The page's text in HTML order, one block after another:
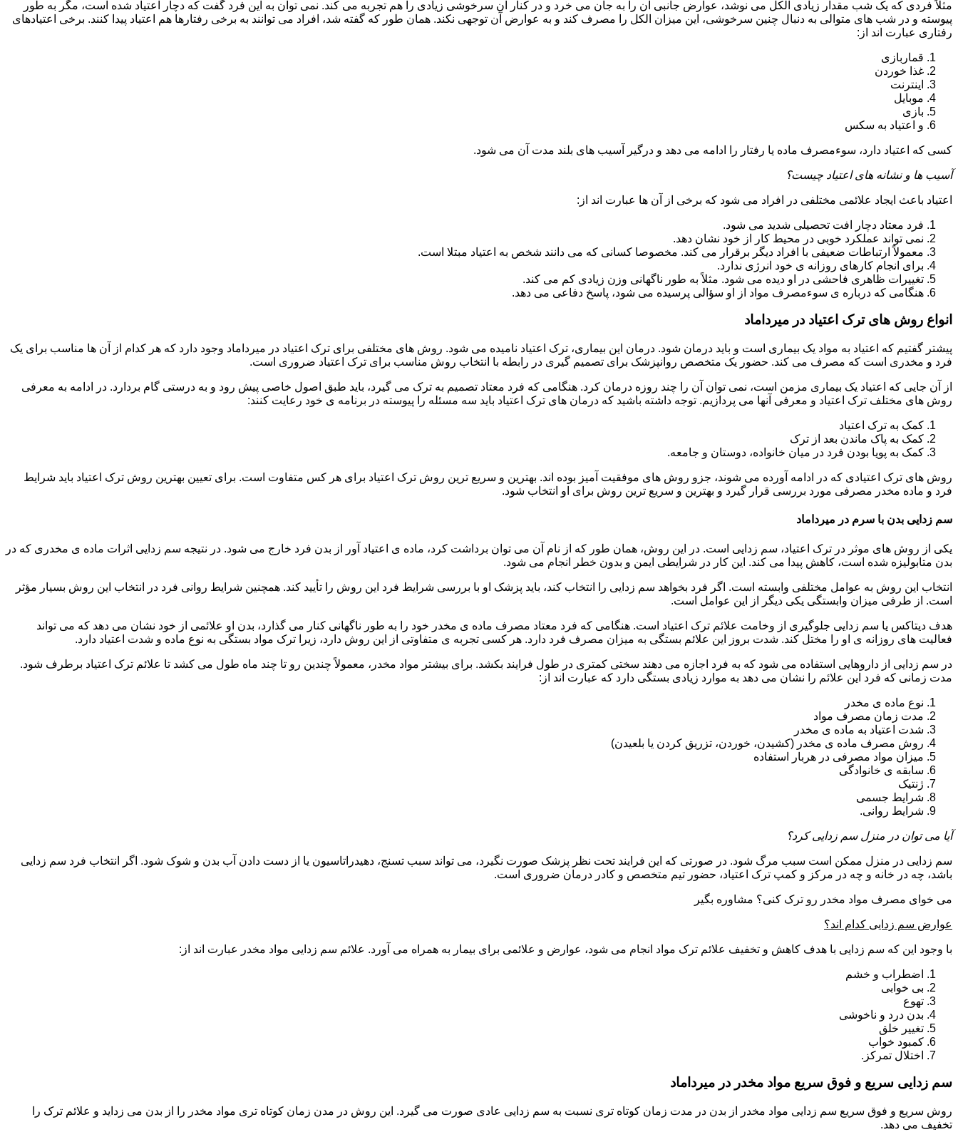
مثلاً فردی که یک شب مقدار زیادی الکل می نوشد، عوارض جانبی آن را به جان می خرد و در کنار آن سرخوشی زیادی را هم تجربه می کند. نمی توان به این فرد گفت که دچار اعتیاد شده است، مگر به طور
پیوسته و در شب های متوالی به دنبال چنین سرخوشی، این میزان الکل را مصرف کند و به عوارض آن توجهی نکند. همان طور که گفته شد، افراد می توانند به برخی رفتارها هم اعتیاد پیدا کنند. برخی اعتیادهای
رفتاری عبارت اند از:
قماربازی
غذا خوردن
اینترنت
موبایل
بازی
و اعتیاد به سکس
کسی که اعتیاد دارد، سوءمصرف ماده یا رفتار را ادامه می دهد و درگیر آسیب های بلند مدت آن می شود.
آسیب ها و نشانه های اعتیاد چیست؟
اعتیاد باعث ایجاد علائمی مختلفی در افراد می شود که برخی از آن ها عبارت اند از:
فرد معتاد دچار افت تحصیلی شدید می شود.
نمی تواند عملکرد خوبی در محیط کار از خود نشان دهد.
معمولاً ارتباطات ضعیفی با افراد دیگر برقرار می کند. مخصوصا کسانی که می دانند شخص به اعتیاد مبتلا است.
برای انجام کارهای روزانه ی خود انرژی ندارد.
تغییرات ظاهری فاحشی در او دیده می شود. مثلاً به طور ناگهانی وزن زیادی کم می کند.
هنگامی که درباره ی سوءمصرف مواد از او سؤالی پرسیده می شود، پاسخ دفاعی می دهد.
انواع روش های ترک اعتیاد در میرداماد
پیشتر گفتیم که اعتیاد به مواد یک بیماری است و باید درمان شود. درمان این بیماری، ترک اعتیاد نامیده می شود. روش های مختلفی برای ترک اعتیاد در میرداماد وجود دارد که هر کدام از آن ها مناسب برای یک
فرد و مخدری است که مصرف می کند. حضور یک متخصص روانپزشک برای تصمیم گیری در رابطه با انتخاب روش مناسب برای ترک اعتیاد ضروری است.
از آن جایی که اعتیاد یک بیماری مزمن است، نمی توان آن را چند روزه درمان کرد. هنگامی که فرد معتاد تصمیم به ترک می گیرد، باید طبق اصول خاصی پیش رود و به درستی گام بردارد. در ادامه به معرفی
روش های مختلف ترک اعتیاد و معرفی آنها می پردازیم. توجه داشته باشید که درمان های ترک اعتیاد باید سه مسئله را پیوسته در برنامه ی خود رعایت کنند:
کمک به ترک اعتیاد
کمک به پاک ماندن بعد از ترک
کمک به پویا بودن فرد در میان خانواده، دوستان و جامعه.
روش های ترک اعتیادی که در ادامه آورده می شوند، جزو روش های موفقیت آمیز بوده اند. بهترین و سریع ترین روش ترک اعتیاد برای هر کس متفاوت است. برای تعیین بهترین روش ترک اعتیاد باید شرایط
فرد و ماده مخدر مصرفی مورد بررسی قرار گیرد و بهترین و سریع ترین روش برای او انتخاب شود.
سم زدایی بدن با سرم در میرداماد
یکی از روش های موثر در ترک اعتیاد، سم زدایی است. در این روش، همان طور که از نام آن می توان برداشت کرد، ماده ی اعتیاد آور از بدن فرد خارج می شود. در نتیجه سم زدایی اثرات ماده ی مخدری که در
بدن متابولیزه شده است، کاهش پیدا می کند. این کار در شرایطی ایمن و بدون خطر انجام می شود.
انتخاب این روش به عوامل مختلفی وابسته است. اگر فرد بخواهد سم زدایی را انتخاب کند، باید پزشک او با بررسی شرایط فرد این روش را تأیید کند. همچنین شرایط روانی فرد در انتخاب این روش بسیار مؤثر
است. از طرفی میزان وابستگی یکی دیگر از این عوامل است.
هدف دیتاکس یا سم زدایی جلوگیری از وخامت علائم ترک اعتیاد است. هنگامی که فرد معتاد مصرف ماده ی مخدر خود را به طور ناگهانی کنار می گذارد، بدن او علائمی از خود نشان می دهد که می تواند
فعالیت های روزانه ی او را مختل کند. شدت بروز این علائم بستگی به میزان مصرف فرد دارد. هر کسی تجربه ی متفاوتی از این روش دارد، زیرا ترک مواد بستگی به نوع ماده و شدت اعتیاد دارد.
در سم زدایی از داروهایی استفاده می شود که به فرد اجازه می دهند سختی کمتری در طول فرایند بکشد. برای بیشتر مواد مخدر، معمولاً چندین رو تا چند ماه طول می کشد تا علائم ترک اعتیاد برطرف شود.
مدت زمانی که فرد این علائم را نشان می دهد به موارد زیادی بستگی دارد که عبارت اند از:
نوع ماده ی مخدر
مدت زمان مصرف مواد
شدت اعتیاد به ماده ی مخدر
روش مصرف ماده ی مخدر (کشیدن، خوردن، تزریق کردن یا بلعیدن)
میزان مواد مصرفی در هربار استفاده
سابقه ی خانوادگی
ژنتیک
شرایط جسمی
شرایط روانی.
آیا می توان در منزل سم زدایی کرد؟
سم زدایی در منزل ممکن است سبب مرگ شود. در صورتی که این فرایند تحت نظر پزشک صورت نگیرد، می تواند سبب تسنج، دهیدراتاسیون یا از دست دادن آب بدن و شوک شود. اگر انتخاب فرد سم زدایی
باشد، چه در خانه و چه در مرکز و کمپ ترک اعتیاد، حضور تیم متخصص و کادر درمان ضروری است.
می خوای مصرف مواد مخدر رو ترک کنی؟ مشاوره بگیر
عوارض سم زدایی کدام اند؟
با وجود این که سم زدایی با هدف کاهش و تخفیف علائم ترک مواد انجام می شود، عوارض و علائمی برای بیمار به همراه می آورد. علائم سم زدایی مواد مخدر عبارت اند از:
اضطراب و خشم
بی خوابی
تهوع
بدن درد و ناخوشی
تغییر خلق
کمبود خواب
اختلال تمرکز.
سم زدایی سریع و فوق سریع مواد مخدر در میرداماد
روش سریع و فوق سریع سم زدایی مواد مخدر از بدن در مدت زمان کوتاه تری نسبت به سم زدایی عادی صورت می گیرد. این روش در مدن زمان کوتاه تری مواد مخدر را از بدن می زداید و علائم ترک را
تخفیف می دهد.